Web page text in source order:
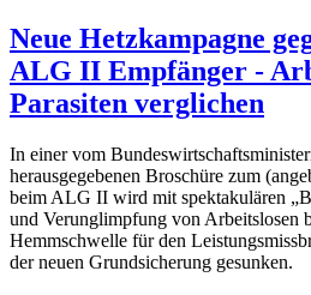
Neue Hetzkampagne
ALG II Empfänger -
Parasiten verglichen
In einer vom
herausgegebenen Broschüre zum
beim ALG II wird mit spektakulären
und Verunglimpfung von Arbeitslosen
Hemmschwelle für den
der neuen Grundsicherung gesunken.